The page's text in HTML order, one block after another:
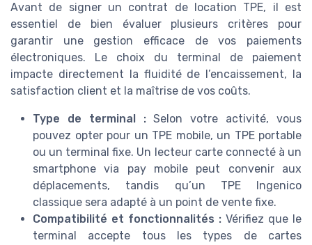
Avant de signer un contrat de location TPE, il est
essentiel de bien évaluer plusieurs critères pour
garantir une gestion efficace de vos paiements
électroniques. Le choix du terminal de paiement
impacte directement la fluidité de l’encaissement, la
satisfaction client et la maîtrise de vos coûts.
Type de terminal :Selon votre activité, vous
pouvez opter pour un TPE mobile, un TPE portable
ou un terminal fixe. Un lecteur carte connecté à un
smartphone via pay mobile peut convenir aux
déplacements, tandis qu’un TPE Ingenico
classique sera adapté à un point de vente fixe.
Compatibilité et fonctionnalités : Vérifiez que le
terminal accepte tous les types de cartes